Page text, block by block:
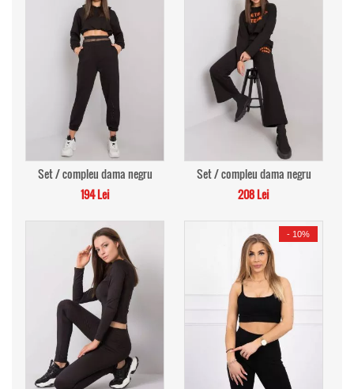
Set / compleu dama negru
194 Lei
Set / compleu dama negru
208 Lei
- 10%